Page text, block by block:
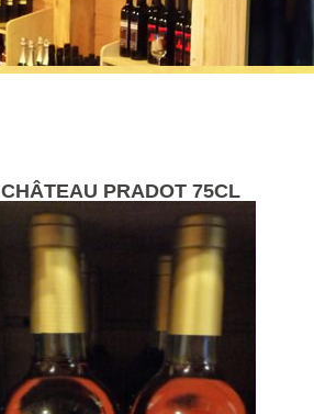
CHÂTEAU PRADOT 75CL